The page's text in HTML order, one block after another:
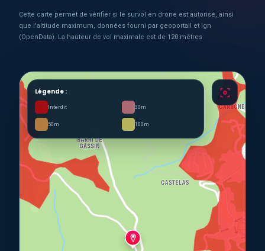
Cette carte permet de vérifier si le survol en drone est autorisé, ainsi
que l'altitude maximum, données fourni par geoportail et ign
(OpenData). La hauteur de vol maximale est de 120 mètres
Légende :
Interdit 30m
50m 100m